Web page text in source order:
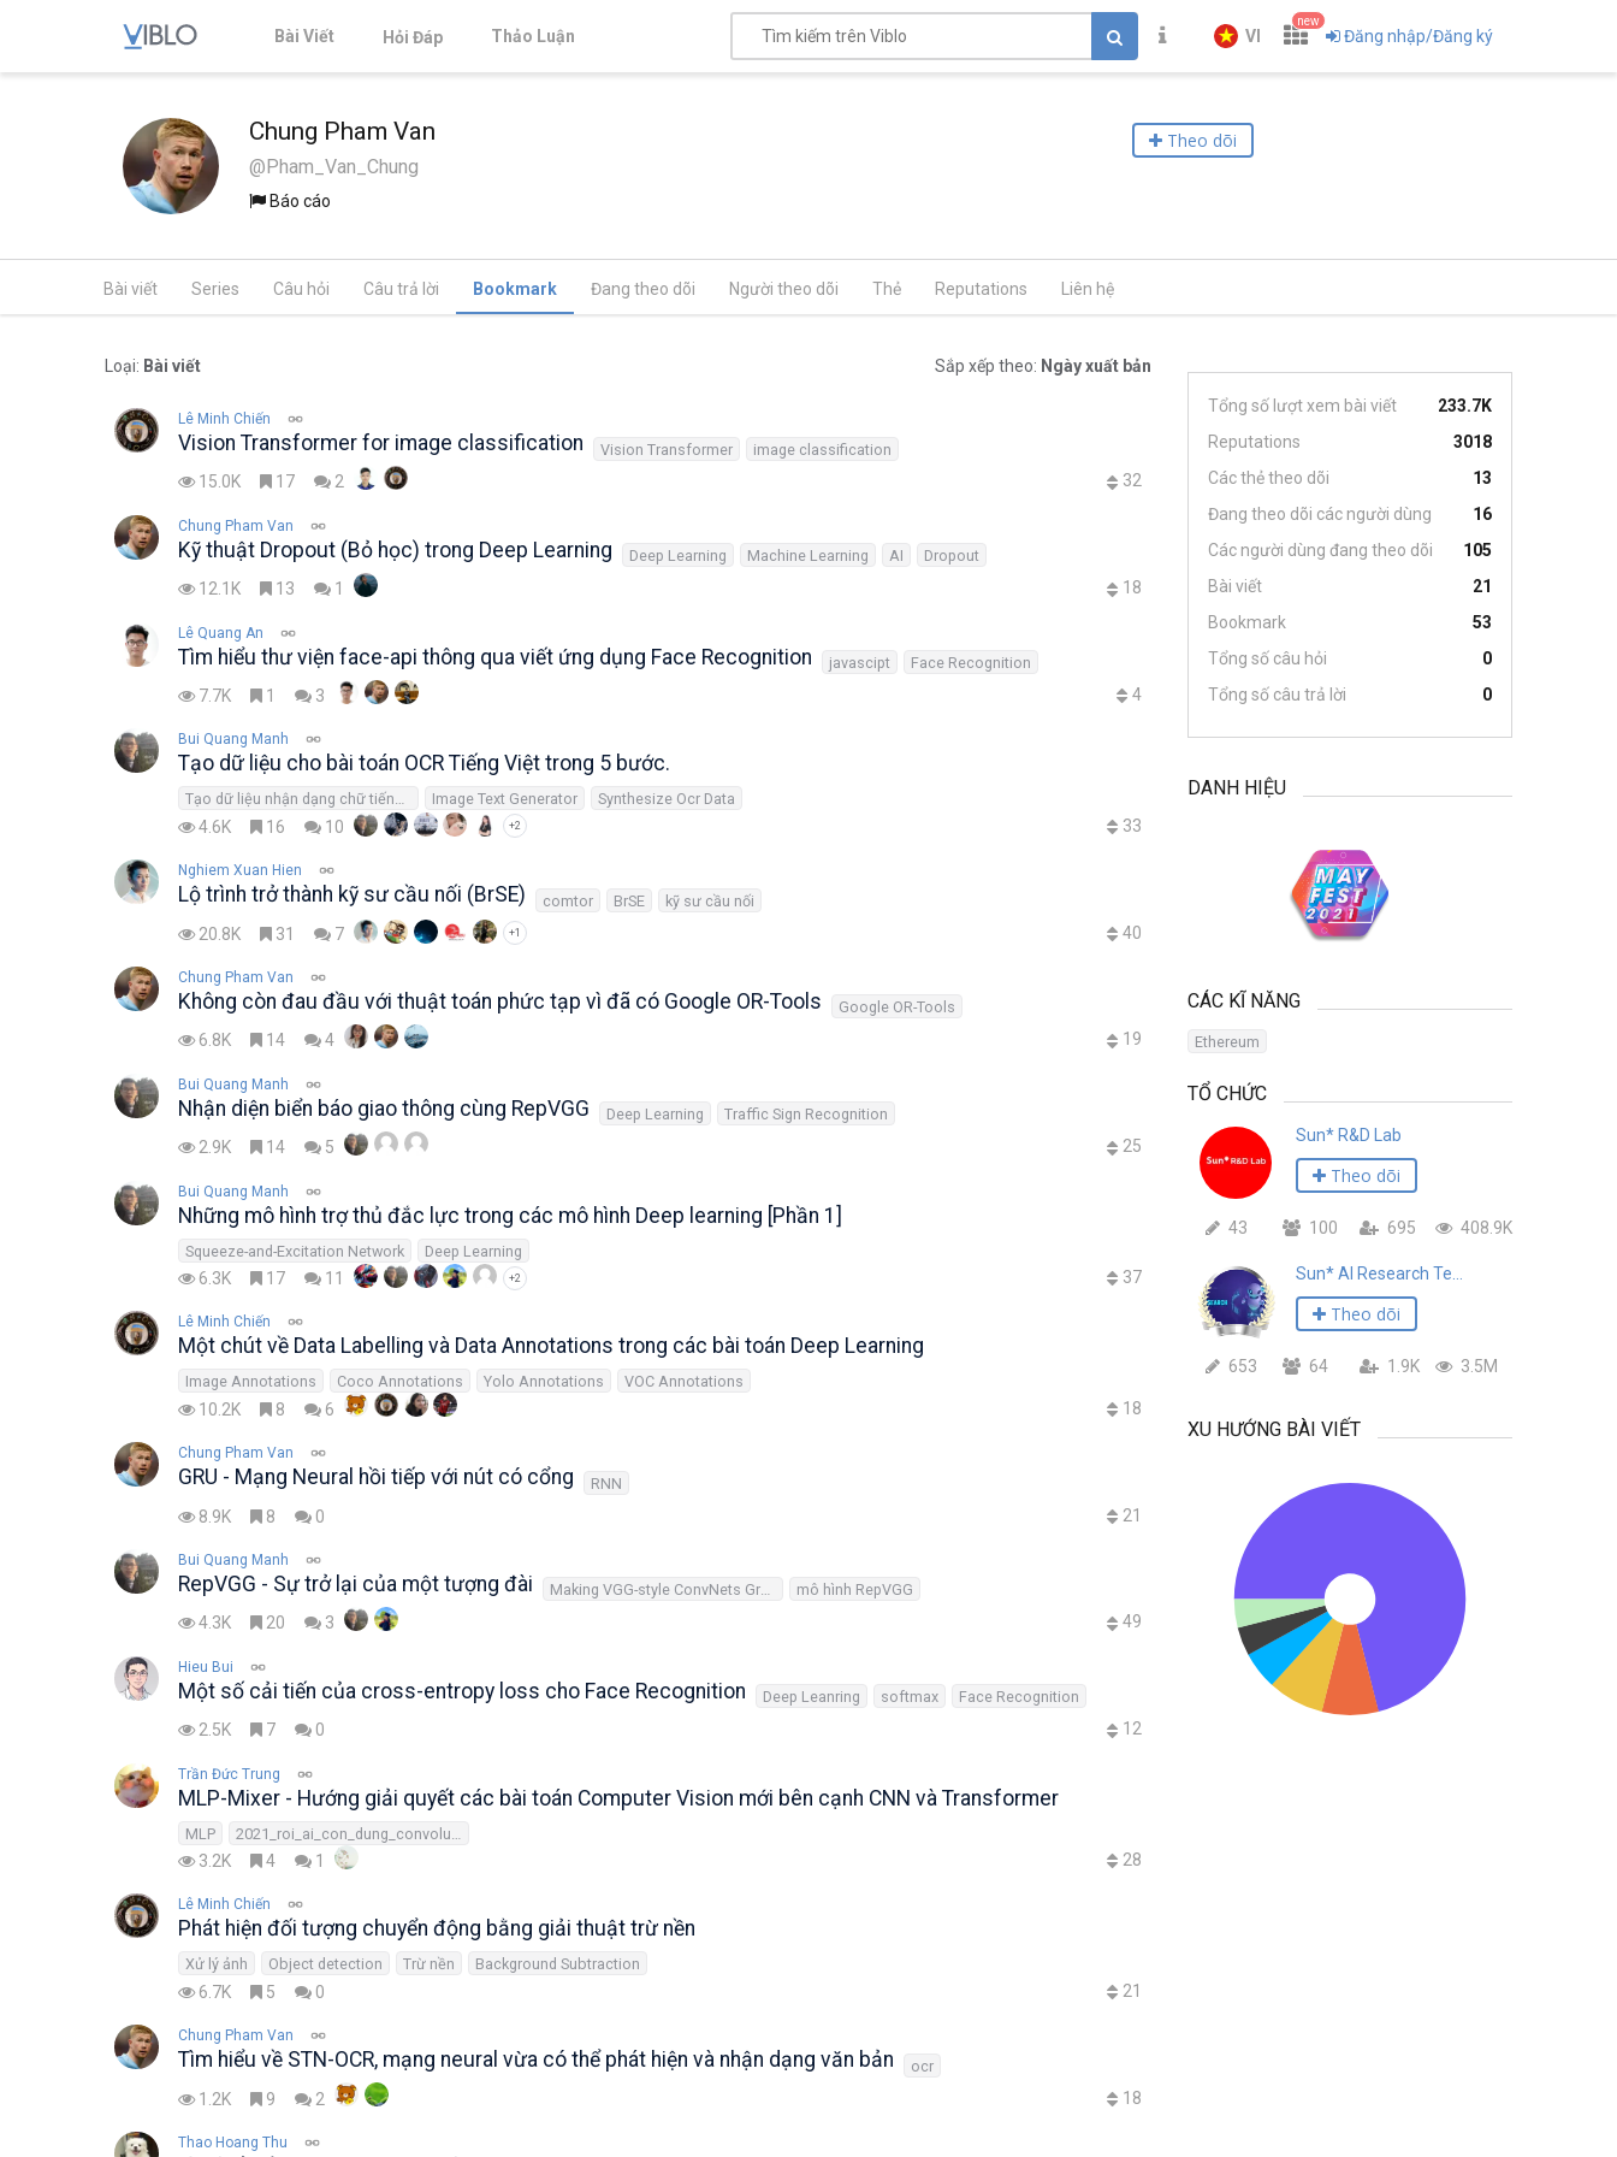
Bài Viết Hỏi Đáp Thảo Luận VI
new
Đăng nhập/Đăng ký
Chung Pham Van
@Pham_Van_Chung
Báo cáo
Theo dõi
Bài viết Series Câu hỏi Câu trả lời Bookmark Đang theo dõi Người theo dõi Thẻ Reputations Liên hệ
Loại: Bài viết Sắp xếp theo: Ngày xuất bản
Lê Minh Chiến
Vision Transformer for image classification Vision Transformer image classification
15.0K 17 2 32
Chung Pham Van
Kỹ thuật Dropout (Bỏ học) trong Deep Learning Deep Learning Machine Learning AI Dropout
12.1K 13 1 18
Lê Quang An
Tìm hiểu thư viện face-api thông qua viết ứng dụng Face Recognition javascipt Face Recognition
7.7K 1 3 4
Bui Quang Manh
Tạo dữ liệu cho bài toán OCR Tiếng Việt trong 5 bước.
Tạo dữ liệu nhận dạng chữ tiếng Việt Image Text Generator Synthesize Ocr Data
4.6K 16 10 +2 33
Nghiem Xuan Hien
Lộ trình trở thành kỹ sư cầu nối (BrSE) comtor BrSE kỹ sư cầu nối
20.8K 31 7 +1 40
Chung Pham Van
Không còn đau đầu với thuật toán phức tạp vì đã có Google OR-Tools Google OR-Tools
6.8K 14 4 19
Bui Quang Manh
Nhận diện biển báo giao thông cùng RepVGG Deep Learning Traffic Sign Recognition
2.9K 14 5 25
Bui Quang Manh
Những mô hình trợ thủ đắc lực trong các mô hình Deep learning [Phần 1]
Squeeze-and-Excitation Network Deep Learning
6.3K 17 11 +2 37
Lê Minh Chiến
Một chút về Data Labelling và Data Annotations trong các bài toán Deep Learning
Image Annotations Coco Annotations Yolo Annotations VOC Annotations
10.2K 8 6 18
Chung Pham Van
GRU - Mạng Neural hồi tiếp với nút có cổng RNN
8.9K 8 0 21
Bui Quang Manh
RepVGG - Sự trở lại của một tượng đài Making VGG-style ConvNets Great Again mô hình RepVGG
4.3K 20 3 49
Hieu Bui
Một số cải tiến của cross-entropy loss cho Face Recognition Deep Leanring softmax Face Recognition
2.5K 7 0 12
Trần Đức Trung
MLP-Mixer - Hướng giải quyết các bài toán Computer Vision mới bên cạnh CNN và Transformer
MLP
3.2K 4 1 28
Lê Minh Chiến
Phát hiện đối tượng chuyển động bằng giải thuật trừ nền
Xử lý ảnh Object detection Trừ nền Background Subtraction
6.7K 5 0 21
Chung Pham Van
Tìm hiểu về STN-OCR, mạng neural vừa có thể phát hiện và nhận dạng văn bản ocr
1.2K 9 2 18
Thao Hoang Thu
Tổng số lượt xem bài viết
233.7K
Reputations
3018
Các thẻ theo dõi
13
Đang theo dõi các người dùng
16
Các người dùng đang theo dõi
105
Bài viết
21
Bookmark
53
Tổng số câu hỏi
0
Tổng số câu trả lời
0
DANH HIỆU
CÁC KĨ NĂNG
Ethereum
TỔ CHỨC
Sun* R&D Lab
Theo dõi
43 100 695 408.9K
Theo dõi
653 64 1.9K 3.5M
XU HƯỚNG BÀI VIẾT